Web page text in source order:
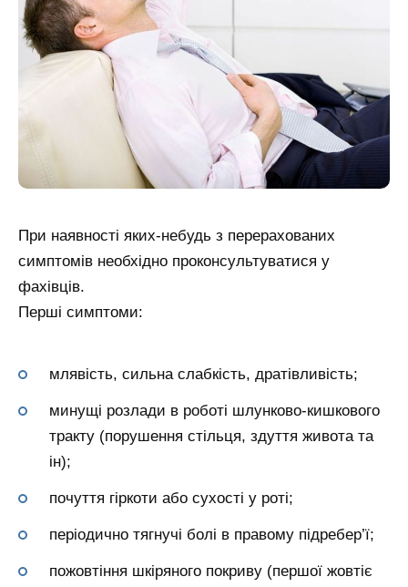
При наявності яких-небудь з перерахованих
симптомів необхідно проконсультуватися у
фахівців.
Перші симптоми:
млявість, сильна слабкість, дратівливість;
минущі розлади в роботі шлунково-кишкового
тракту (порушення стільця, здуття живота та
ін);
почуття гіркоти або сухості у роті;
періодично тягнучі болі в правому підребер’ї;
пожовтіння шкіряного покриву (першої жовтіє